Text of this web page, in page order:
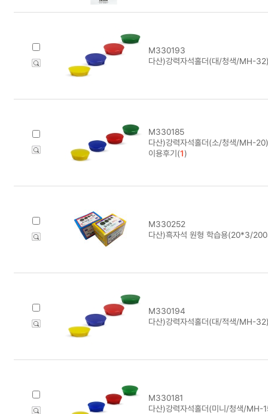
M330193
다산)강력자석홀더(대/청색/MH-
M330185
다산)강력자석홀더(소/청색/MH-
이용후기(1)
M330252
다산)흑자석 원형 학습용(20*3/
M330194
다산)강력자석홀더(대/적색/MH-
M330181
다산)강력자석홀더(미니/청색/MH-